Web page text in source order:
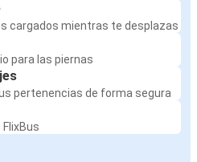
cargados mientras te desplazas
para las piernas
pertenencias de forma segura